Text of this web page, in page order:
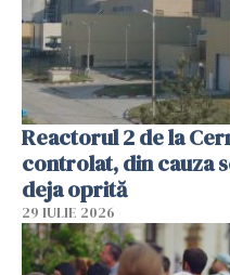
Reactorul 2 de la
controlat, din cauza
deja oprită
29 IULIE 2026